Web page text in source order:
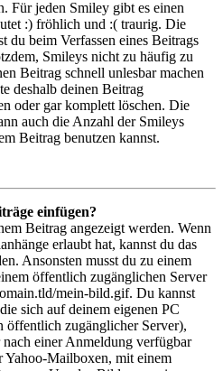
Für jeden Smiley gibt es einen
:) fröhlich und :( traurig. Die
du beim Verfassen eines Beitrags
Smileys nicht zu häufig zu
Beitrag schnell unlesbar machen
deshalb deinen Beitrag
oder gar komplett löschen. Die
auch die Anzahl der Smileys
Beitrag benutzen kannst.
einfügen?
Beitrag angezeigt werden. Wenn
erlaubt hat, kannst du das
Ansonsten musst du zu einem
öffentlich zugänglichen Server
mein-bild.gif. Du kannst
sich auf deinem eigenen PC
öffentlich zugänglicher Server),
einer Anmeldung verfügbar
Mailboxen, mit einem